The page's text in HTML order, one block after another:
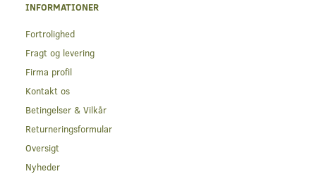
INFORMATIONER
Fortrolighed
Fragt og levering
Firma profil
Kontakt os
Betingelser & Vilkår
Returneringsformular
Oversigt
Nyheder